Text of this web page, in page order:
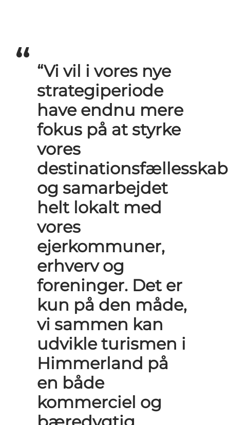
“Vi vil i vores nye
strategiperiode
have endnu mere
fokus på at styrke
vores
destinationsfællesskab
og samarbejdet
helt lokalt med
vores
ejerkommuner,
erhverv og
foreninger. Det er
kun på den måde,
vi sammen kan
udvikle turismen i
Himmerland på
en både
kommerciel og